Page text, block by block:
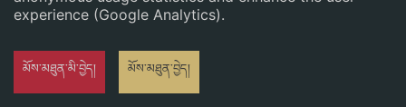
experience (Google Analytics).
མོས་མཐུན་མི་བྱེད། མོས་མཐུན་བྱེད།